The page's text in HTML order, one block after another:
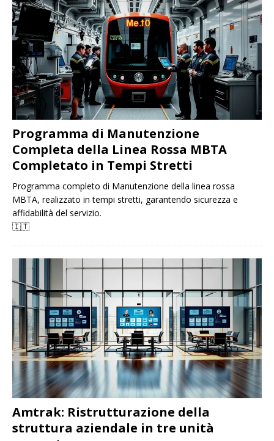
Programma di Manutenzione
Completa della Linea Rossa MBTA
Completato in Tempi Stretti
Programma completo di Manutenzione della linea rossa
MBTA, realizzato in tempi stretti, garantendo sicurezza e
affidabilità del servizio.
🇮🇹
Amtrak: Ristrutturazione della
struttura aziendale in tre unità